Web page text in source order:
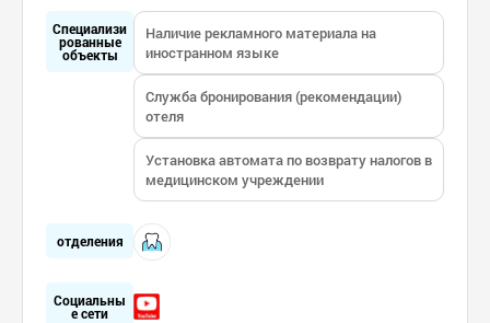
Специализи
рованные
объекты
Наличие рекламного материала на
иностранном языке
Служба бронирования (рекомендации)
отеля
Установка автомата по возврату налогов в
медицинском учреждении
отделения
Социальны
е сети